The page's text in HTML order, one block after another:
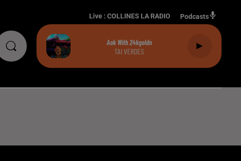
Live : COLLINES LA RADIO Podcasts
Aok With 24kgoldn
TAI VERDES